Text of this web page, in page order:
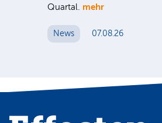
Quartal. mehr
News 07.08.26